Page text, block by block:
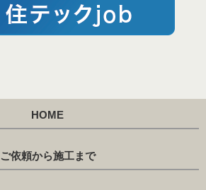
HOME
ご依頼から施工まで